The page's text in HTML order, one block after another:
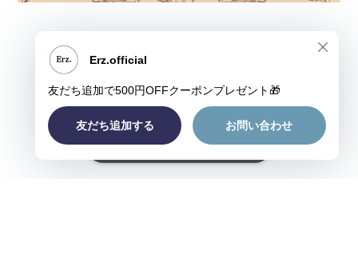
ショップに質問する